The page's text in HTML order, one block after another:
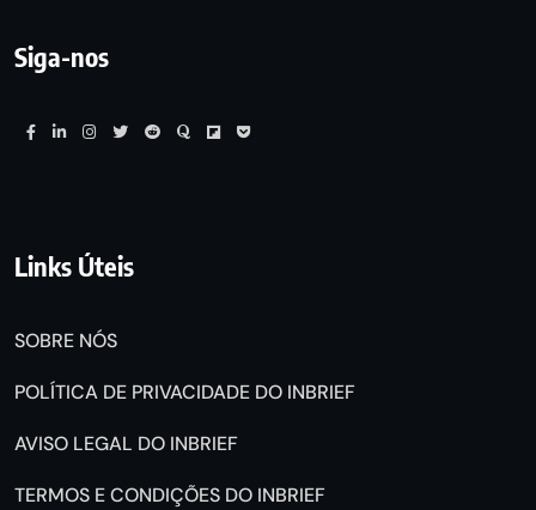
Siga-nos
Links Úteis
SOBRE NÓS
POLÍTICA DE PRIVACIDADE DO INBRIEF
AVISO LEGAL DO INBRIEF
TERMOS E CONDIÇÕES DO INBRIEF